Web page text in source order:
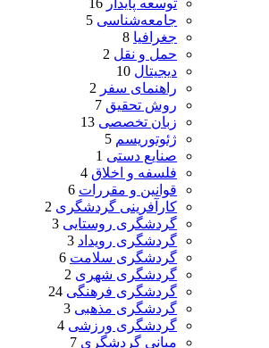
جامعه‌شناسی 5
جغرافیا 8
حمل و نقل 2
دیجیتال 10
راهنمای سفر 2
روش تحقیق 7
زبان تخصصی 13
ژئوتوریسم 5
صنایع دستی 1
فلسفه و اخلاق 4
قوانین و مقررات 6
کارآفرینی گردشگری 2
گردشگری روستایی 3
گردشگری رویداد 3
گردشگری سلامت 6
گردشگری شهری 2
گردشگری فرهنگی 24
گردشگری مذهبی 3
گردشگری ورزشی 4
مبانی گردشگری 7